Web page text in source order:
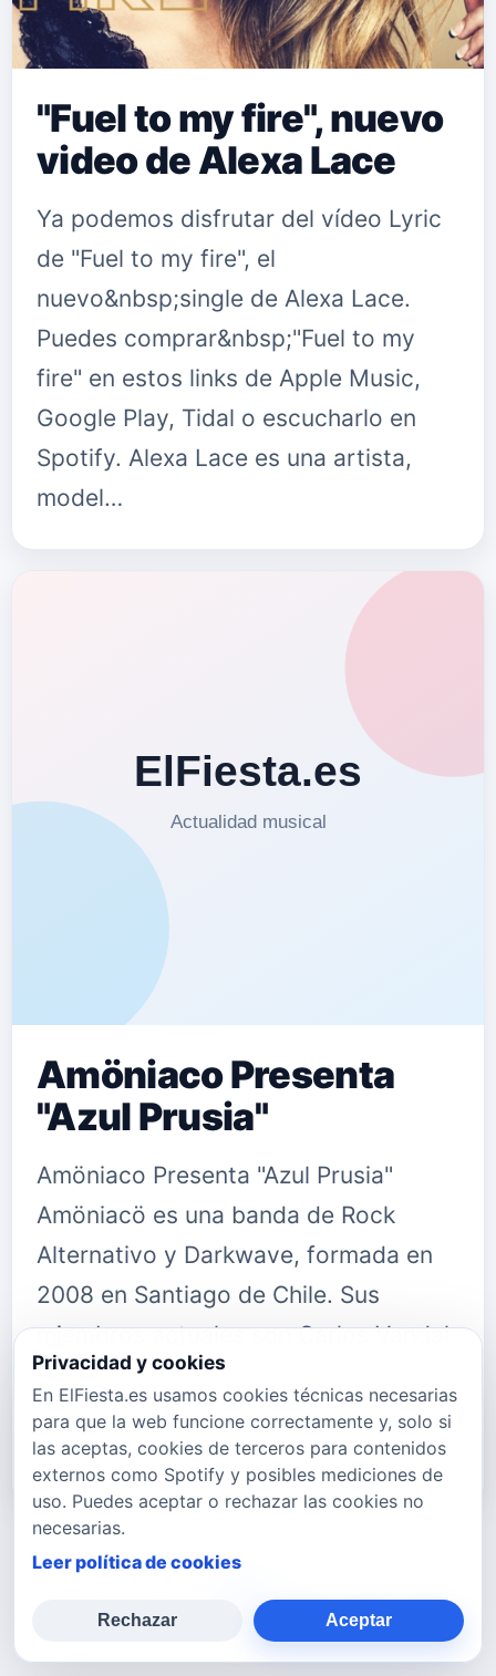
"Fuel to my fire", nuevo
video de Alexa Lace
Ya podemos disfrutar del vídeo Lyric
de "Fuel to my fire", el
nuevo&nbsp;single de Alexa Lace.
Puedes comprar&nbsp;"Fuel to my
fire" en estos links de Apple Music,
Google Play, Tidal o escucharlo en
Spotify. Alexa Lace es una artista,
model…
Amöniaco Presenta
"Azul Prusia"
Amöniaco Presenta "Azul Prusia"
Amöniacö es una banda de Rock
Alternativo y Darkwave, formada en
2008 en Santiago de Chile. Sus
miembros actuales son Carlos Vandal
en voz y guitarras, Jano Perverso en
bajo y Joanne en batería. Puedes
seguir…
672 673 674 675
Privacidad y cookies
En ElFiesta.es usamos cookies técnicas necesarias
para que la web funcione correctamente y, solo si
las aceptas, cookies de terceros para contenidos
externos como Spotify y posibles mediciones de
uso. Puedes aceptar o rechazar las cookies no
necesarias.
Leer política de cookies
Rechazar Aceptar